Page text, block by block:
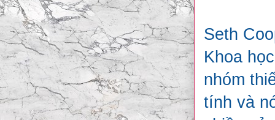
Seth
Khoa
nhóm
tính và